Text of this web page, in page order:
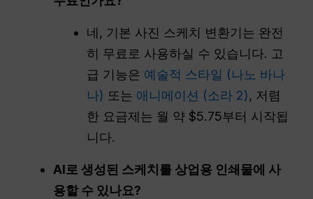
네, 기본 사진 스케치 변환기는 완전
히 무료로 사용하실 수 있습니다. 고
급 기능은 예술적 스타일 (나노 바나
나) 또는 애니메이션 (소라 2), 저렴
한 요금제는 월 약 $5.75부터 시작됩
니다.
AI로 생성된 스케치를 상업용 인쇄물에 사
용할 수 있나요?